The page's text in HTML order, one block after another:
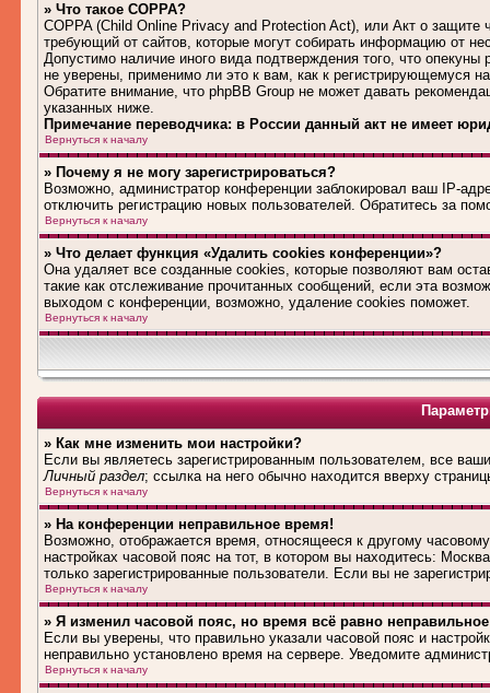
» Что такое COPPA?
COPPA (Child Online Privacy and Protection Act), или Акт о защите
требующий от сайтов, которые могут собирать информацию от
Допустимо наличие иного вида подтверждения того, что
не уверены, применимо ли это к вам, как к регистрирующемуся
Обратите внимание, что phpBB Group не может давать
указанных ниже.
Примечание переводчика: в России данный акт не имеет
Вернуться к началу
» Почему я не могу зарегистрироваться?
Возможно, администратор конференции заблокировал ваш IP-
отключить регистрацию новых пользователей. Обратитесь за
Вернуться к началу
» Что делает функция «Удалить cookies конференции»?
Она удаляет все созданные cookies, которые позволяют вам
такие как отслеживание прочитанных сообщений, если эта
выходом с конференции, возможно, удаление cookies поможет.
Вернуться к началу
» Как мне изменить мои настройки?
Если вы являетесь зарегистрированным пользователем, все
Личный раздел; ссылка на него обычно находится вверху
Вернуться к началу
» На конференции неправильное время!
Возможно, отображается время, относящееся к другому
настройках часовой пояс на тот, в котором вы находитесь:
только зарегистрированные пользователи. Если вы не
Вернуться к началу
» Я изменил часовой пояс, но время всё равно
Если вы уверены, что правильно указали часовой пояс и
неправильно установлено время на сервере. Уведомите
Вернуться к началу